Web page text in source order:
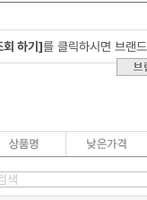
회 하기]를 클릭하시면 브랜